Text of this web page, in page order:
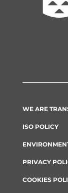
WE ARE
ISO POLICY
PRIVACY
COOKIES